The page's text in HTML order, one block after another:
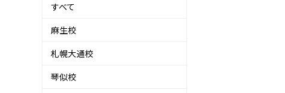
すべて
麻生校
札幌大通校
琴似校